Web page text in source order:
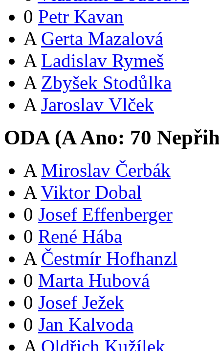
0 Petr Kavan
A Gerta Mazalová
A Ladislav Rymeš
A Zbyšek Stodůlka
A Jaroslav Vlček
ODA (AAno: 70
A Miroslav Čerbák
A Viktor Dobal
0 Josef Effenberger
0 René Hába
A Čestmír Hofhanzl
0 Marta Hubová
0 Josef Ježek
0 Jan Kalvoda
A Oldřich Kužílek